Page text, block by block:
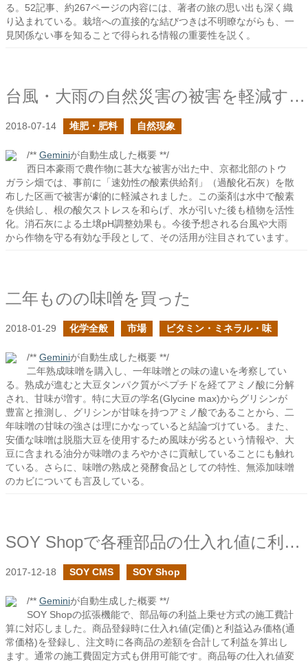
る。52記事、約267ページの内容には、著者の旅の思い出も深く織
り込まれている。栽培への直接的な結びつきは不明瞭ながらも、一
見関係ない事を知ることで得られる情報の重要性を説く。
台風・大雨の自然災害の被害を軽減するために
2018-07-14 堆肥・肥料 自然現象
/** Geminiが自動生成した概要 **/
西日本豪雨で農作物に甚大な被害が出た中、京都北部のトウ
ガラシ畑では、事前に「速効性の酸素供給剤」（過酸化石灰）を散
布した区画で被害が劇的に軽減されました。この薬剤は水中で酸素
を供給し、根の酸欠ストレスを和らげ、水が引いた後も植物を活性
化。消石灰による土壌pH調整効果も。今後予想される台風や大雨
から作物を守る有効な手段として、その活用が注目されています。
二年ものの味噌を買った
2018-01-29 化学全般 市場 ビタミン・ミネラル・味
/** Geminiが自動生成した概要 **/
二年熟成味噌を購入し、一年味噌との味の違いを考察してい
る。熟成が進むと大豆タンパク質がペプチドを経てアミノ酸に分解
され、甘味が増す。特に大豆の学名(Glycine max)からグリシンが
豊富と推測し、グリシンが甘味を持つアミノ酸であることから、二
年味噌の甘味の強さは理にかなっていると結論づけている。また、
安価な味噌は脱脂大豆を使用するため風味が劣るという情報や、大
豆に含まれる油分が味噌のまろやかさに貢献していることにも触れ
ている。さらに、味噌の熟成と発酵食品としての特性、無添加味噌
のカビについても言及している。
SOY Shopで各種部品の仕入れ値に利益上乗せ型の施工費計算に対応してみた
2017-12-18 SOY CMS SOY Shop
/** Geminiが自動生成した概要 **/
SOY Shopの拡張機能で、部品毎の利益上乗せ方式の施工費計
算に対応しました。商品登録時に仕入れ値(定価)と利益込み価格(通
常価格)を登録し、注文時に各商品の差額を合計して利益を算出し
ます。通常の施工費固定方式も併用可能です。商品毎の仕入れ値変